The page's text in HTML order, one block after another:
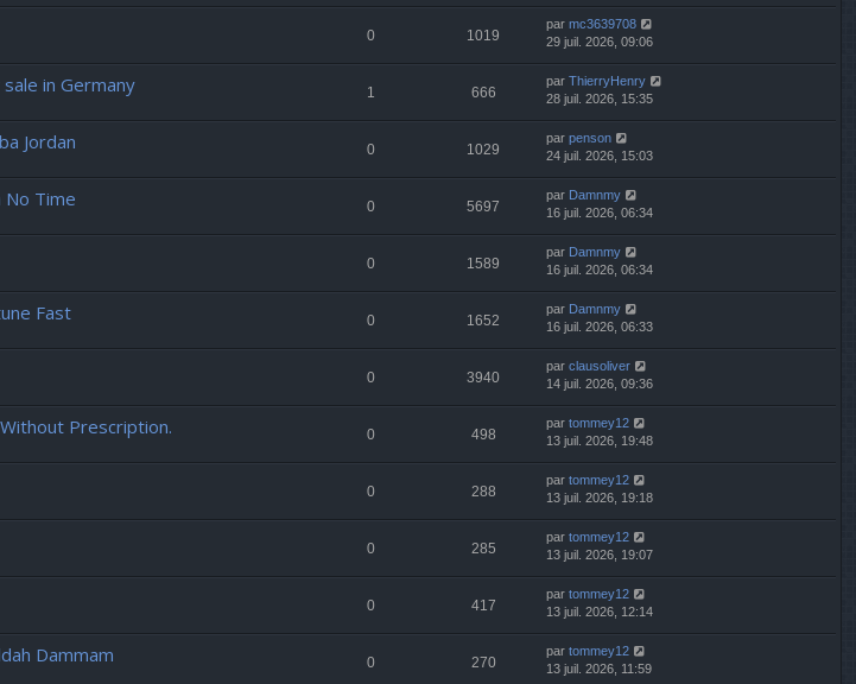
0 1019
par mc3639708
29 juil. 2026, 09:06
in Germany 1 666
par ThierryHenry
28 juil. 2026, 15:35
Jordan 0 1029
par penson
24 juil. 2026, 15:03
No Time 0 5697
par Damnmy
16 juil. 2026, 06:34
0 1589
par Damnmy
16 juil. 2026, 06:34
Fast 0 1652
par Damnmy
16 juil. 2026, 06:33
0 3940
par clausoliver
14 juil. 2026, 09:36
Prescription. 0 498
par tommey12
13 juil. 2026, 19:48
0 288
par tommey12
13 juil. 2026, 19:18
0 285
par tommey12
13 juil. 2026, 19:07
0 417
par tommey12
13 juil. 2026, 12:14
Dammam 0 270
par tommey12
13 juil. 2026, 11:59